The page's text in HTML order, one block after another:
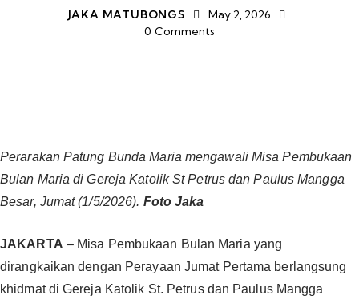
JAKA MATUBONGS
May 2, 2026
0 Comments
Perarakan Patung Bunda Maria mengawali Misa Pembukaan
Bulan Maria di Gereja Katolik St Petrus dan Paulus Mangga
Besar, Jumat (1/5/2026). Foto Jaka
JAKARTA – Misa Pembukaan Bulan Maria yang
dirangkaikan dengan Perayaan Jumat Pertama berlangsung
khidmat di Gereja Katolik St. Petrus dan Paulus Mangga